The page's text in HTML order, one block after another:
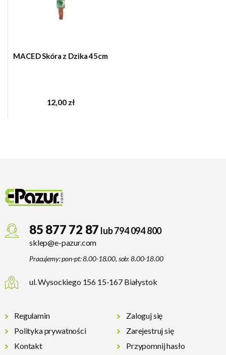
MACED Skóra z Dzika 45cm
12,00 zł
85 877 72 87 lub 794 094 800
sklep@e-pazur.com
Pracujemy: pon-pt: 8.00-18.00, sob: 8.00-18.00
ul. Wysockiego 156 15-167 Białystok
Regulamin
Polityka prywatności
Kontakt
Zaloguj się
Zarejestruj się
Przypomnij hasło